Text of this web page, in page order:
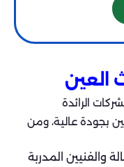
العين
الرائدة
بجودة عالية، ومن
والفنيين المدربة